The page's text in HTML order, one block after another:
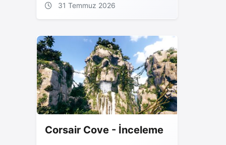
31 Temmuz 2026
Corsair Cove - İnceleme